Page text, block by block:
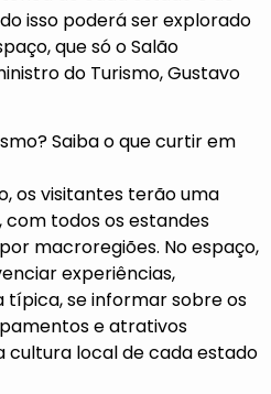
isso poderá ser explorado
que só o Salão
do Turismo, Gustavo
Saiba o que curtir em
os visitantes terão uma
todos os estandes
macroregiões. No espaço,
experiências,
se informar sobre os
e atrativos
cultura local de cada estado